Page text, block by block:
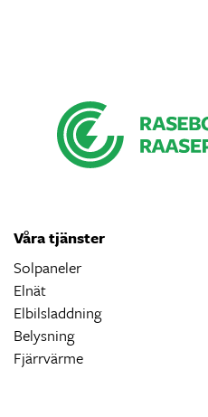
Våra tjänster
Solpaneler
Elnät
Elbilsladdning
Belysning
Fjärrvärme